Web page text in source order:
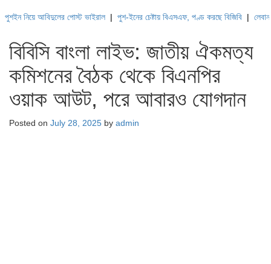
আবিদুলের পোস্ট ভাইরাল| পুশ-ইনের চেষ্টায় বিএসএফ, পণ্ড করছে বিজিবি|লেবাননের
বিবিসি বাংলা লাইভ: জাতীয় ঐকমত্য
কমিশনের বৈঠক থেকে বিএনপির
ওয়াক আউট, পরে আবারও যোগদান
Posted on July 28, 2025 by admin